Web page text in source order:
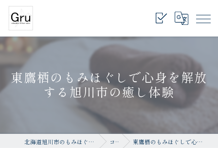
東鷹栖のもみほぐしで心身を解放
する旭川市の癒し体験
北海道旭川市のもみほぐしならrelaxation salon Gru コラム 東鷹栖のもみほぐしで心身を解放する旭川市の癒し体験